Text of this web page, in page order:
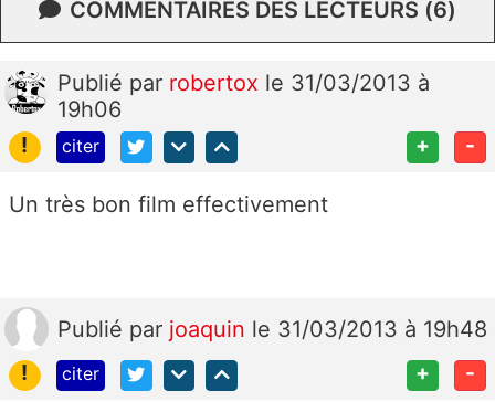
COMMENTAIRES DES LECTEURS (6)
Publié par robertox le 31/03/2013 à
19h06
!
citer + -
Un très bon film effectivement
Publié par joaquin le 31/03/2013 à 19h48
!
citer + -